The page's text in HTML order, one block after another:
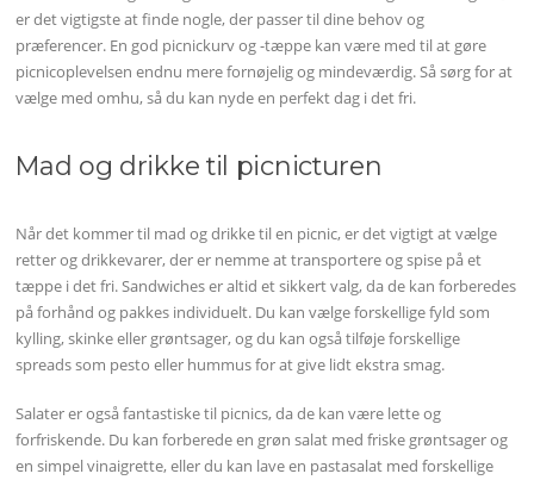
er det vigtigste at finde nogle, der passer til dine behov og
præferencer. En god picnickurv og -tæppe kan være med til at gøre
picnicoplevelsen endnu mere fornøjelig og mindeværdig. Så sørg for at
vælge med omhu, så du kan nyde en perfekt dag i det fri.
Mad og drikke til picnicturen
Når det kommer til mad og drikke til en picnic, er det vigtigt at vælge
retter og drikkevarer, der er nemme at transportere og spise på et
tæppe i det fri. Sandwiches er altid et sikkert valg, da de kan forberedes
på forhånd og pakkes individuelt. Du kan vælge forskellige fyld som
kylling, skinke eller grøntsager, og du kan også tilføje forskellige
spreads som pesto eller hummus for at give lidt ekstra smag.
Salater er også fantastiske til picnics, da de kan være lette og
forfriskende. Du kan forberede en grøn salat med friske grøntsager og
en simpel vinaigrette, eller du kan lave en pastasalat med forskellige